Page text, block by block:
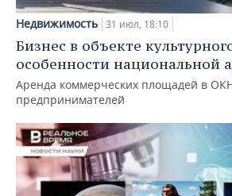
Недвижимость 31 июл, 18:10
Бизнес в объекте
особенности национальной
Аренда коммерческих площадей в
предпринимателей